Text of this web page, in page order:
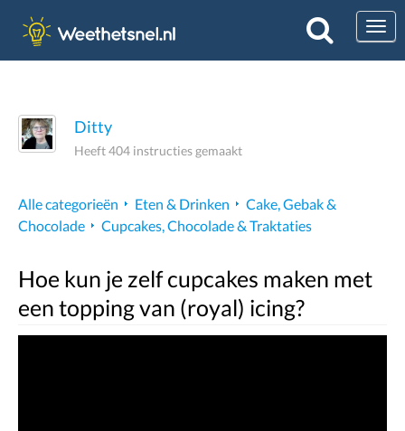
Ditty
Heeft 404 instructies gemaakt
Alle categorieën Eten & Drinken
Cake, Gebak &
Chocolade
Cupcakes, Chocolade & Traktaties
Hoe kun je zelf cupcakes maken met
een topping van (royal) icing?